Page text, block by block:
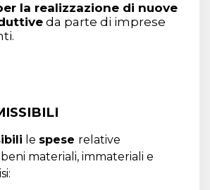
la realizzazione di nuove
da parte di imprese
le spese relative
materiali, immateriali e